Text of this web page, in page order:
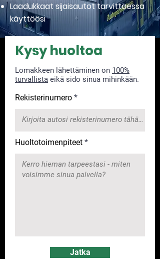
Laadukkaat sijaisautot tarvittaessa
käyttöösi
Kysy huoltoa
Lomakkeen lähettäminen on 100%
turvallista eikä sido sinua mihinkään.
Rekisterinumero
Huoltotoimenpiteet
Jatka